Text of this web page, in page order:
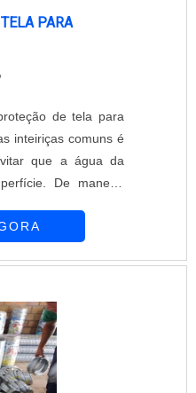
PARA
de tela para
inteiriças comuns é
que a água da
De maneira
de animais
piscinas de todos os